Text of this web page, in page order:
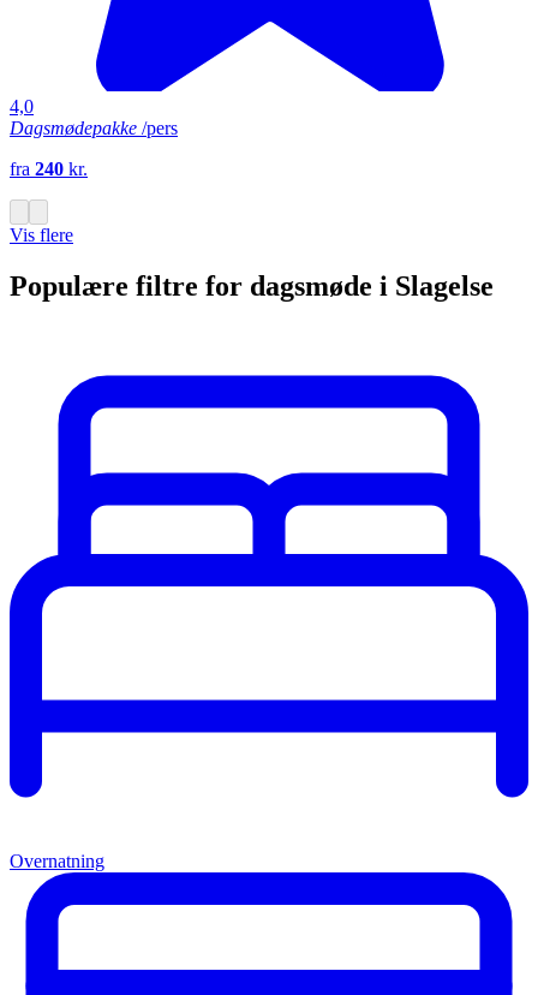
4,0
Dagsmødepakke /pers
fra 240 kr.
Vis flere
Populære filtre for dagsmøde i Slagelse
Overnatning